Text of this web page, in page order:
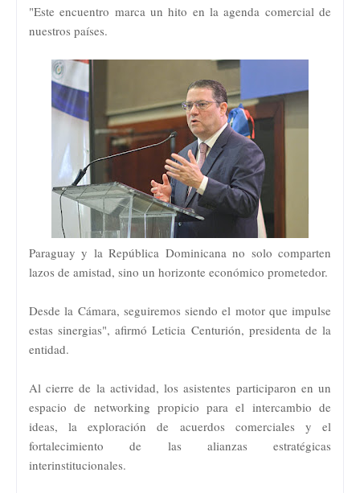
​"Este encuentro marca un hito en la agenda comercial de
nuestros países.
Paraguay y la República Dominicana no solo comparten
lazos de amistad, sino un horizonte económico prometedor.
Desde la Cámara, seguiremos siendo el motor que impulse
estas sinergias", afirmó Leticia Centurión, presidenta de la
entidad.
​Al cierre de la actividad, los asistentes participaron en un
espacio de networking propicio para el intercambio de
ideas, la exploración de acuerdos comerciales y el
fortalecimiento de las alianzas estratégicas
interinstitucionales.